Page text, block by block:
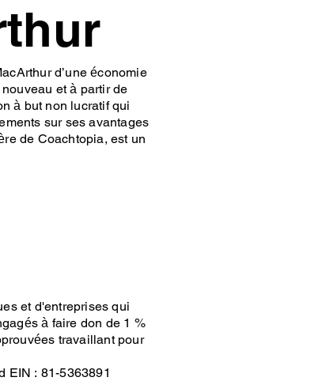
d’une économie
et à partir de
à but non lucratif qui
sur ses avantages
de Coachtopia, est un
et d'entreprises qui
à faire don de 1 %
travaillant pour
EIN : 81-5363891